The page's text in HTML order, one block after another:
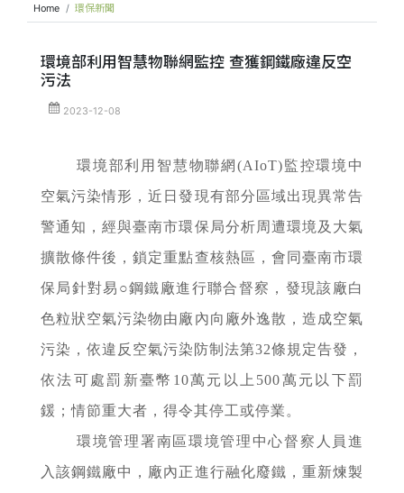
Home 環保新聞
環境部利用智慧物聯網監控 查獲鋼鐵廠違反空
污法
2023-12-08
環境部利用智慧物聯網(AIoT)監控環境中
空氣污染情形，近日發現有部分區域出現異常告
警通知，經與臺南市環保局分析周遭環境及大氣
擴散條件後，鎖定重點查核熱區，會同臺南市環
保局針對易○鋼鐵廠進行聯合督察，發現該廠白
色粒狀空氣污染物由廠內向廠外逸散，造成空氣
污染，依違反空氣污染防制法第32條規定告發，
依法可處罰新臺幣10萬元以上500萬元以下罰
鍰；情節重大者，得令其停工或停業。
環境管理署南區環境管理中心督察人員進
入該鋼鐵廠中，廠內正進行融化廢鐵，重新煉製